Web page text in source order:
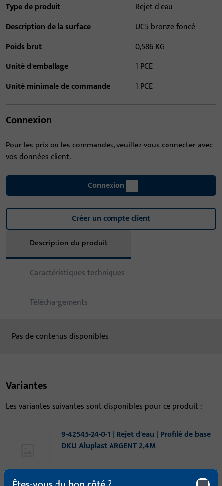
Type de produit
Rejet d'eau
Description de la surface
UC5 bronze foncé
Poids brut
0,586 KG
Unité d'emballage
1 PCE
Unité minimale de commande
1 PCE
Connexion
Pour les prix ou les commandes, veuillez-vous connecter avec
vos données client.
Connexion
Créer un compte client
Description du produit
Caractéristiques techniques
Téléchargements
Pas de contenus disponibles
Variantes
Les variantes suivantes sont disponibles pour ce produit :
9-42545-24-0-1 | Rejet d'eau | Profilé de base
DKU Aluplast ARGENT 2,4M
Rejet d'eau, largeur totale 38,3 mm, hauteur / profondeur